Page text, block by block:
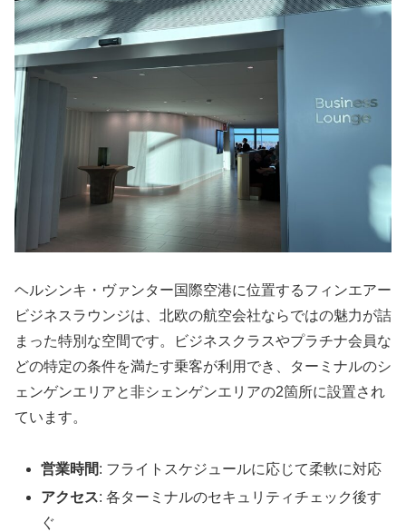
ヘルシンキ・ヴァンター国際空港に位置するフィンエアー
ビジネスラウンジは、北欧の航空会社ならではの魅力が詰
まった特別な空間です。ビジネスクラスやプラチナ会員な
どの特定の条件を満たす乗客が利用でき、ターミナルのシ
ェンゲンエリアと非シェンゲンエリアの2箇所に設置され
ています。
営業時間: フライトスケジュールに応じて柔軟に対応
アクセス: 各ターミナルのセキュリティチェック後す
ぐ